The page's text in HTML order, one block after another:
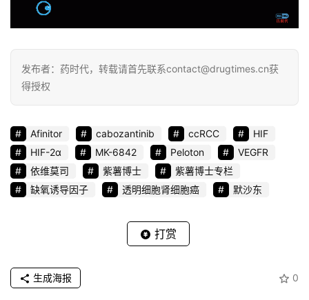
发布者：药时代，转载请首先联系contact@drugtimes.cn获
得授权
Afinitor cabozantinib ccRCC
HIF
HIF-2α
MK-6842 Peloton
VEGFR
依维莫司
紫薯博士
紫薯博士专栏
缺氧诱导因子
透明细胞肾细胞癌 默沙东
打赏
0
生成海报